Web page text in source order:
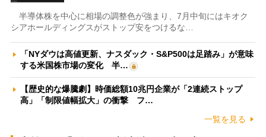
半導体株を中心に相場の調整色が強まり、7月中旬にはキオク
シアホールディングスがストップ安をつけるな…
「NYダウは高値更新、ナスダック・S&P500は足踏み」が意味
する米国株市場の変化 半…
【歴史的な爆騰劇】時価総額10兆円企業が「2連続ストップ
高」「制限値幅拡大」の衝撃 フ…
一覧を見る